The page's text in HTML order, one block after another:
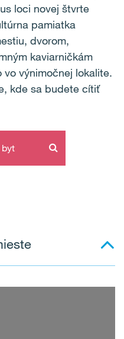
loci novej štvrte
pamiatka
dvorom,
kaviarničkám
výnimočnej lokalite.
kde sa budete cítiť